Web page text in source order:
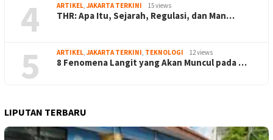
4 ARTIKEL, JAKARTA TERKINI 15 views
THR: Apa Itu, Sejarah, Regulasi, dan Man…
5 ARTIKEL, JAKARTA TERKINI, TEKNOLOGI 12 views
8 Fenomena Langit yang Akan Muncul pada …
LIPUTAN TERBARU